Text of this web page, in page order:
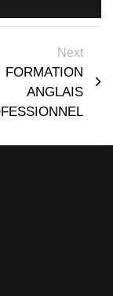
Next
FORMATION
ANGLAIS